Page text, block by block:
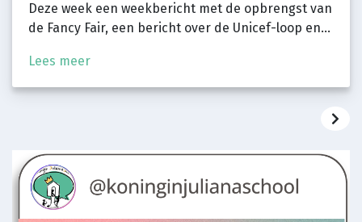
Deze week een weekbericht met de opbrengst van
de Fancy Fair, een bericht over de Unicef-loop en...
Lees meer